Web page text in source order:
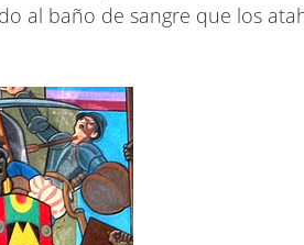
baño de sangre que los